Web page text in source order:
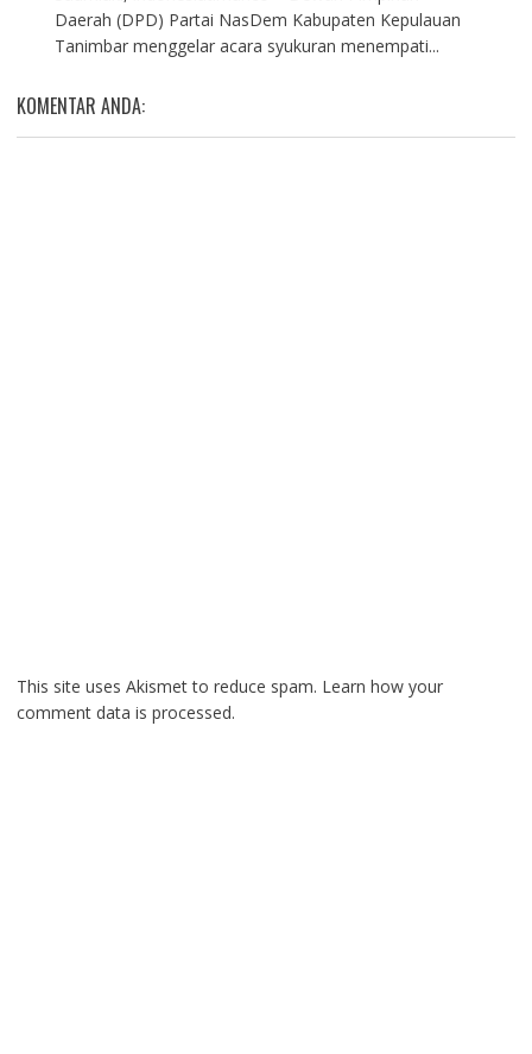
Daerah (DPD) Partai NasDem Kabupaten Kepulauan
Tanimbar menggelar acara syukuran menempati...
KOMENTAR ANDA:
This site uses Akismet to reduce spam. Learn how your
comment data is processed.